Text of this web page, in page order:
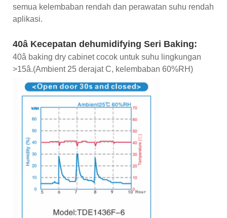
semua kelembaban rendah dan perawatan suhu rendah
aplikasi.
40â Kecepatan dehumidifying Seri Baking:
40â baking dry cabinet cocok untuk suhu lingkungan
>15â.(Ambient 25 derajat C, kelembaban 60%RH)